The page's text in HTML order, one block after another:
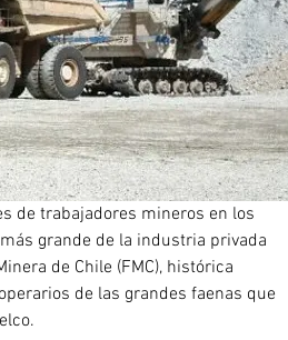
de trabajadores mineros en los
grande de la industria privada
de Chile (FMC), histórica
de las grandes faenas que